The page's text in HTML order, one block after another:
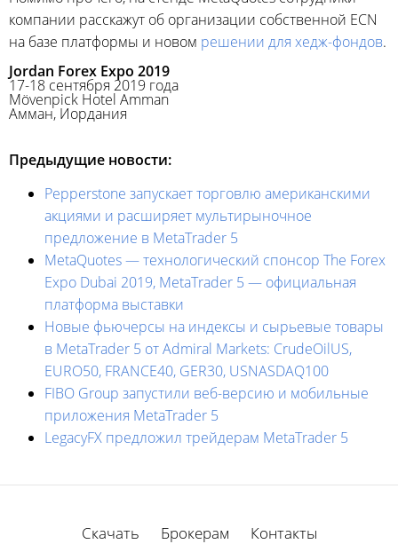
компании расскажут об организации собственной ECN
на базе платформы и новом решении для хедж-фондов.
Jordan Forex Expo 2019
17-18 сентября 2019 года
Mövenpick Hotel Amman
Амман, Иордания
Предыдущие новости:
Pepperstone запускает торговлю американскими
акциями и расширяет мультирыночное
предложение в MetaTrader 5
MetaQuotes — технологический спонсор The Forex
Expo Dubai 2019, MetaTrader 5 — официальная
платформа выставки
Новые фьючерсы на индексы и сырьевые товары
в MetaTrader 5 от Admiral Markets: CrudeOilUS,
EURO50, FRANCE40, GER30, USNASDAQ100
FIBO Group запустили веб-версию и мобильные
приложения MetaTrader 5
LegacyFX предложил трейдерам MetaTrader 5
Скачать Брокерам Контакты